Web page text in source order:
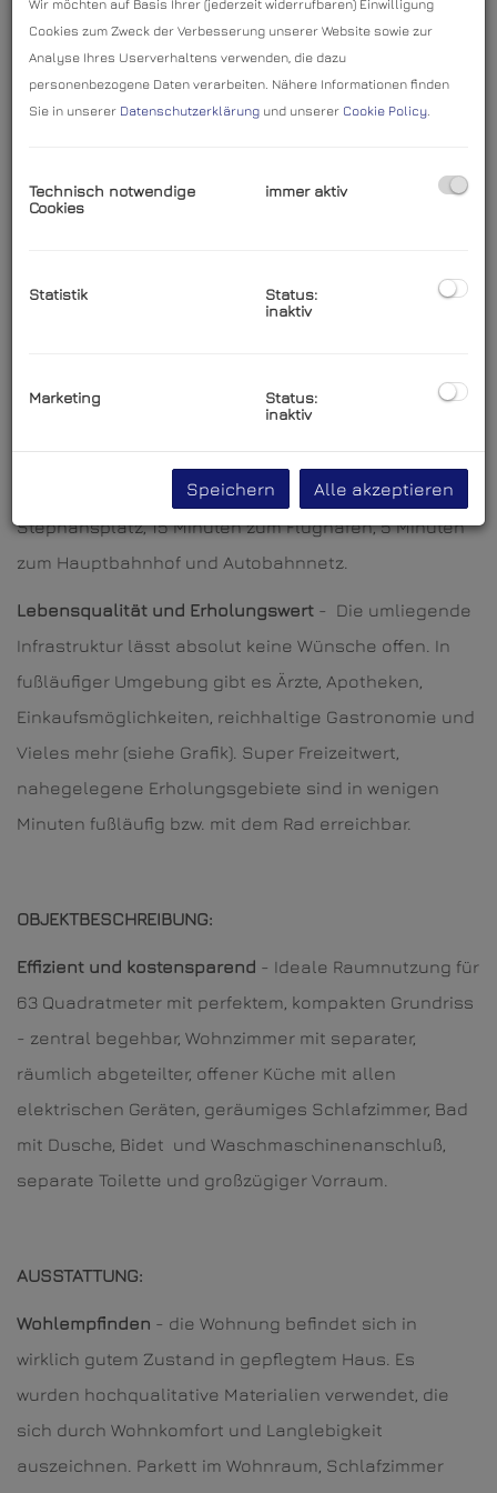
Simmeringer Wohnraum zu vernünftigem Preis-
Leistungs-Verhältnis.
Verschaffen Sie sich einen perfekten Ersteindruck von
- Zentral gelegen und optimal
angebunden. Nähe Simmeringer Platz. Direkt bei U+S-
Bahn, Straßenbahn und Bus, 12 Minuten zum
Stephansplatz, 15 Minuten zum Flughafen, 5 Minuten
zum Hauptbahnhof und Autobahnnetz.
Lebensqualität und Erholungswert - Die umliegende
Infrastruktur lässt absolut keine Wünsche offen. In
fußläufiger Umgebung gibt es Ärzte, Apotheken,
Einkaufsmöglichkeiten, reichhaltige Gastronomie und
Vieles mehr (siehe Grafik). Super Freizeitwert,
nahegelegene Erholungsgebiete sind in wenigen
Minuten fußläufig bzw. mit dem Rad erreichbar.
OBJEKTBESCHREIBUNG:
Effizient und kostensparend - Ideale Raumnutzung für
63 Quadratmeter mit perfektem, kompakten Grundriss
- zentral begehbar, Wohnzimmer mit separater,
räumlich abgeteilter, offener Küche mit allen
elektrischen Geräten, geräumiges Schlafzimmer, Bad
mit Dusche, Bidet und Waschmaschinenanschluß,
separate Toilette und großzügiger Vorraum.
AUSSTATTUNG:
Wohlempfinden - die Wohnung befindet sich in
wirklich gutem Zustand in gepflegtem Haus. Es
wurden hochqualitative Materialien verwendet, die
sich durch Wohnkomfort und Langlebigkeit
auszeichnen. Parkett im Wohnraum, Schlafzimmer
Wir möchten auf Basis Ihrer (jederzeit widerrufbaren) Einwilligung
Cookies zum Zweck der Verbesserung unserer Website sowie zur
Analyse Ihres Userverhaltens verwenden, die dazu
personenbezogene Daten verarbeiten. Nähere Informationen finden
Sie in unserer Datenschutzerklärung und unserer Cookie Policy.
Technisch notwendige
Cookies
immer aktiv
Statistik
Status:
inaktiv
Marketing
Status:
inaktiv
Speichern Alle akzeptieren